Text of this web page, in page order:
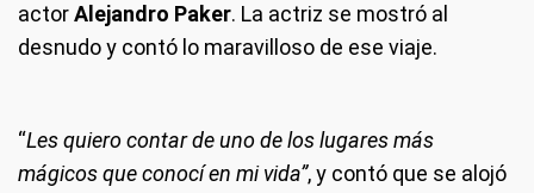
actorAlejandro Paker. La actriz se mostró al
desnudo y contó lo maravilloso de ese viaje.
“Les quiero contar de uno de los lugares más
mágicos que conocí en mi vida”, y contó que se alojó